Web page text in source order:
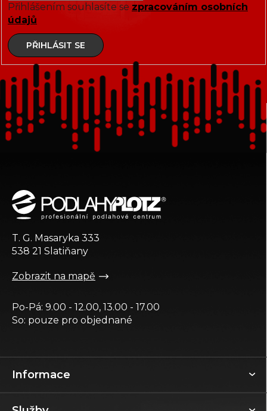
Přihlášením souhlasíte se zpracováním osobních
údajů
PŘIHLÁSIT SE
Informace
T. G. Masaryka 333
538 21 Slatiňany
Zobrazit na mapě
Po-Pá: 9.00 - 12.00, 13.00 - 17.00
So: pouze pro objednané